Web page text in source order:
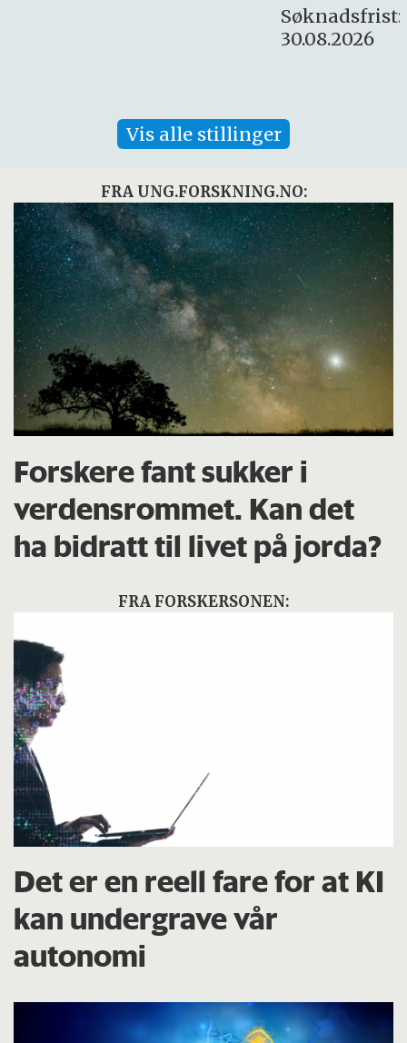
Vis alle stillinger
FRA UNG.FORSKNING.NO:
Forskere fant sukker i
verdensrommet. Kan det
ha bidratt til livet på jorda?
FRA FORSKERSONEN:
Det er en reell fare for at KI
kan undergrave vår
autonomi